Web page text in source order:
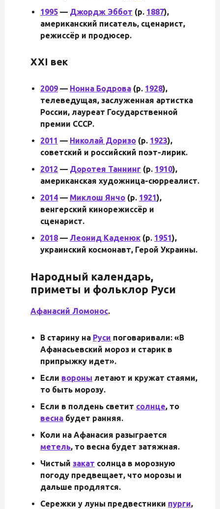
1995 — Джордж Эббот (р. 1887),
американский писатель, сценарист,
режиссёр и продюсер.
XXI век
2009 — Нонна Бодрова (р. 1928),
телеведущая, заслуженная артистка
России, лауреат Государственной
премии СССР.
2011 — Николай Доризо (р. 1923),
советский и российский поэт-лирик.
2012 — Доротея Таннинг (р. 1910),
американская художница-сюрреалист.
2014 — Миклош Янчо (р. 1921),
венгерский кинорежиссёр и
сценарист.
2018 — Леонид Каденюк (р. 1951),
украинский космонавт, Герой Украины.
Народный календарь,
приметы и фольклор Руси
Афанасий Ломонос.
В старину на Руси поговаривали: «В
Афанасьевский мороз и старик в
припрыжку идет».
Если вороны летают и кружат стаями,
то быть морозу.
Если в полдень светит солнце, то
весна будет ранняя.
Коли на Афанасия разыграется
метель, то весна будет затяжная.
Чистый закат солнца в морозную
погоду предвещает, что морозы и
дальше продлятся.
Сережки у луны предвестники пурги,